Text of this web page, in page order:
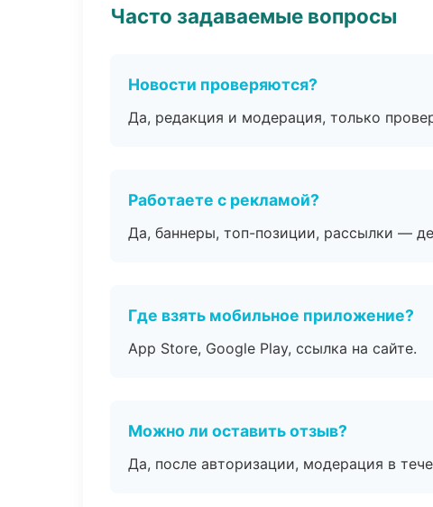
Часто задаваемые вопросы
Новости проверяются?
Да, редакция и модерация, только
Работаете с рекламой?
Да, баннеры, топ-позиции, рассылки —
Где взять мобильное приложение?
App Store, Google Play, ссылка на сайте.
Можно ли оставить отзыв?
Да, после авторизации, модерация в